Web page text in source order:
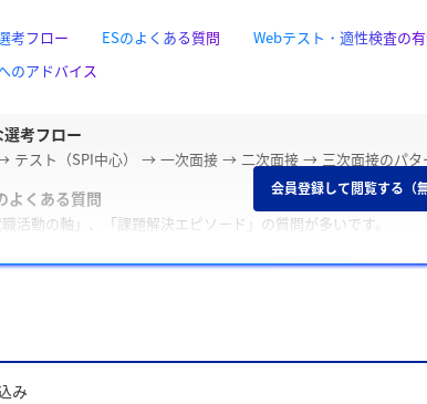
考フロー ESのよくある質問 Webテスト・適性検査の
のアドバイス
選考フロー
テスト（SPI中心） → 一次面接 → 二次面接 → 三次面接のパタ
よくある質問
職活動の軸」、「課題解決エピソード」の質問が多いです。
テスト・適性検査の有無
特徴
は穏やかな雰囲気で、「自己PR」や「学生時代に力を入れたこ
諾と辞退
会員登録して閲覧する（無
み